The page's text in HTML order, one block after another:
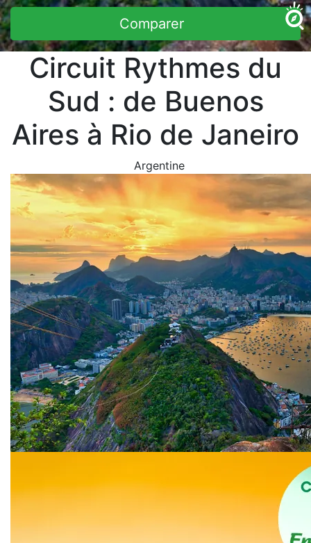
Comparer
Circuit Rythmes du
Sud : de Buenos
Aires à Rio de Janeiro
Argentine